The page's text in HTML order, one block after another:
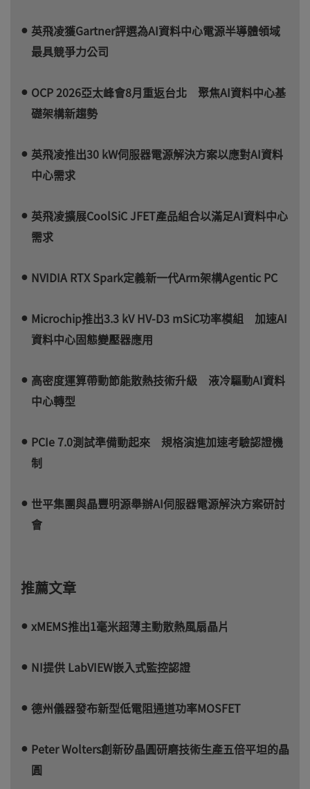
英飛凌獲Gartner評選為AI資料中心電源半導體領域
最具競爭力公司
OCP 2026亞太峰會8月重返台北 聚焦AI資料中心基
礎架構新趨勢
英飛凌推出30 kW伺服器電源解決方案以應對AI資料
中心需求
英飛凌擴展CoolSiC JFET產品組合以滿足AI資料中心
需求
NVIDIA RTX Spark定義新一代Arm架構Agentic PC
Microchip推出3.3 kV HV-D3 mSiC功率模組 加速AI
資料中心固態變壓器應用
高密度運算帶動節能散熱技術升級 液冷驅動AI資料
中心轉型
PCIe 7.0測試準備動起來 規格演進加速考驗認證機
制
世平集團與晶豐明源舉辦AI伺服器電源解決方案研討
會
推薦文章
xMEMS推出1毫米超薄主動散熱風扇晶片
NI提供 LabVIEW嵌入式監控認證
德州儀器發布新型低電阻通道功率MOSFET
Peter Wolters創新矽晶圓研磨技術生產五倍平坦的晶
圓